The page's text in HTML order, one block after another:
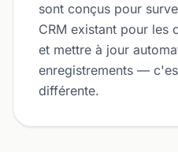
sont conçus pour
CRM existant pour les
et mettre à jour
enregistrements —
différente.